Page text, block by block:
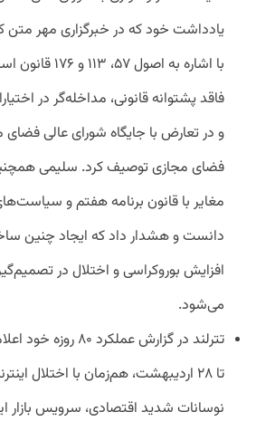
یادداشت خود که در خبرگزاری مهر
با اشاره به اصول
فاقد پشتوانه قانونی، مداخله‌گر در
و در تعارض با جایگاه شورای عالی
فضای مجازی توصیف کرد. سلیمی
مغایر با قانون برنامه هفتم و
دانست و هشدار داد که ایجاد چنین
افزایش بوروکراسی و اختلال در
می‌شود.
تا ۲۸ اردیبهشت، هم‌زمان با اختلال
نوسانات شدید اقتصادی، سرویس بازار